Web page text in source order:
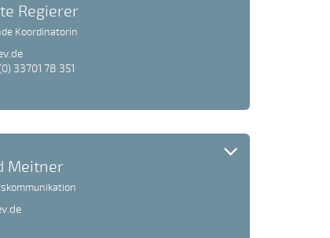
Regierer
Koordinatorin
33701 78 351
Meitner